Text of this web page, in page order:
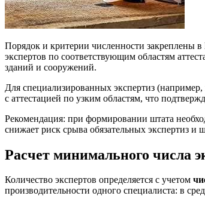
Порядок и критерии численности закреплены в
экспертов по соответствующим областям
зданий и сооружений.
Для специализированных экспертиз
с аттестацией по узким областям, что
Рекомендация: при формировании штата
снижает риск срыва обязательных экспертиз и
Расчет минимального числа
Количество экспертов определяется с учетом
производительности одного специалиста: в